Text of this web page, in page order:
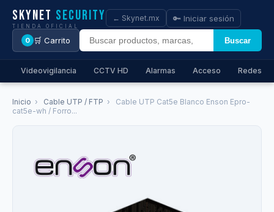
Skynet Security
TIENDA OFICIAL
Buscar
← Skynet.mx 🔑 Iniciar sesión
0 🛒 Carrito
Videovigilancia CCTV HD Alarmas Acceso Redes
Inicio › Cable UTP / FTP ›
Cable UTP Cat5e Blanco Enson Epro-
cat5e-wh / Forro...